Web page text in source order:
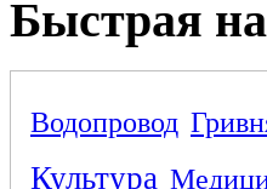
Быстрая
Водопровод
Культура